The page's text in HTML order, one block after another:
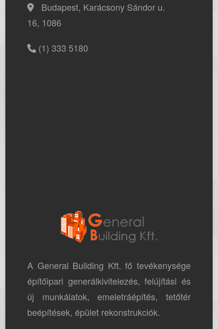
Budapest, Karácsony Sándor u.
16, 1086
(1) 333 5180
A General Building Kft. fő tevékenysége
építőipari generálkivitelezés, felújítási és
új munkálatok, emeletráépítés, tetőtér
beépítések, épület rekonstrukciók.